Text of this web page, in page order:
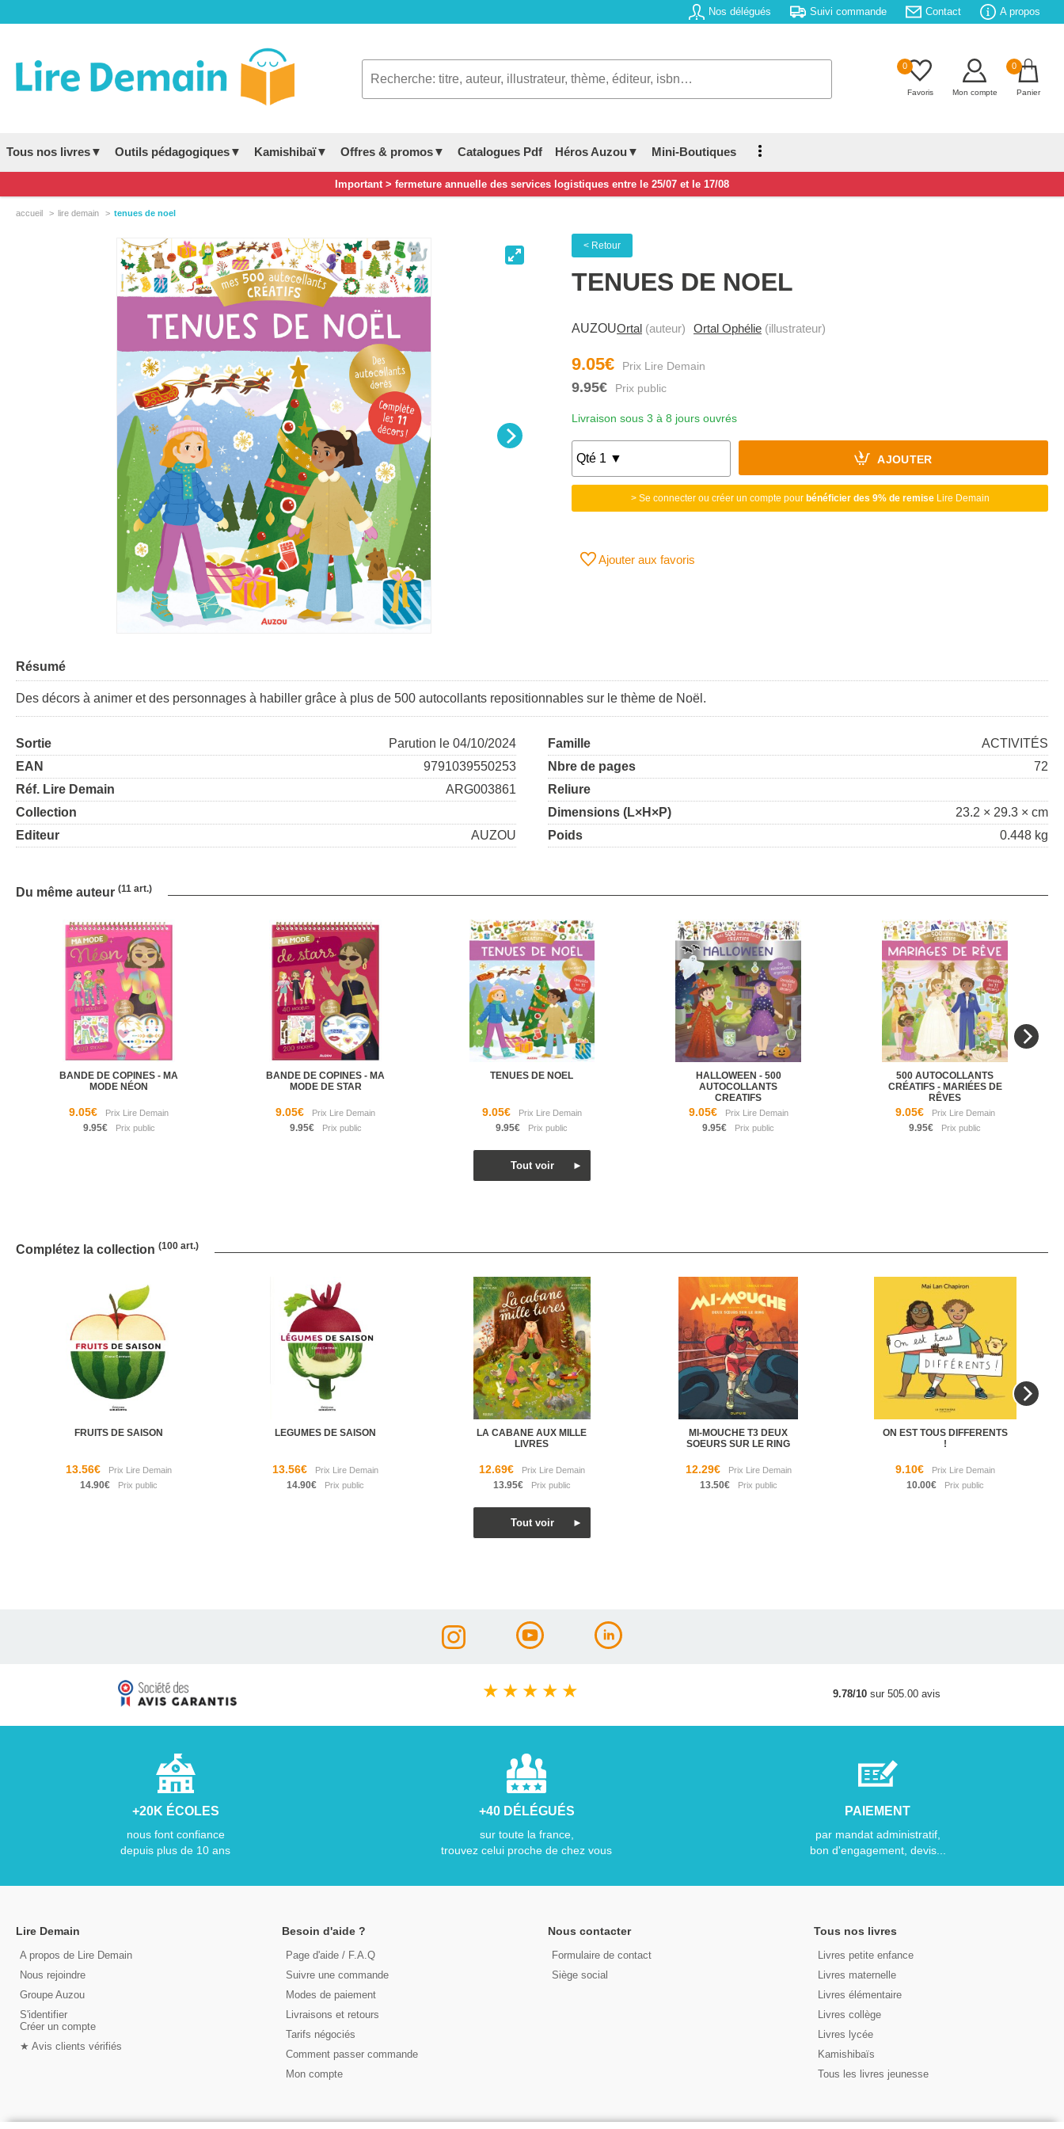
Nos délégués Suivi commande Contact A propos
0
Favoris Mon compte
0
Panier
Tous nos livres▼ Outils pédagogiques▼ Kamishibaï▼ Offres & promos▼ Catalogues Pdf Héros Auzou▼ Mini-Boutiques
Important > fermeture annuelle des services logistiques entre le 25/07 et le 17/08
accueil lire demain tenues de noel
< Retour
TENUES DE NOEL
AUZOUOrtal (auteur) Ortal Ophélie (illustrateur)
9.05€
9.95€
Livraison sous 3 à 8 jours ouvrés
AJOUTER
> Se connecter ou créer un compte pour bénéficier des 9% de remiseLire Demain
Ajouter aux favoris
Résumé
Des décors à animer et des personnages à habiller grâce à plus de 500 autocollants repositionnables sur le thème de Noël.
Sortie
Parution le 04/10/2024
EAN
9791039550253
Réf. Lire Demain
ARG003861
Collection
Editeur
AUZOU
Famille
ACTIVITÉS
Nbre de pages
72
Reliure
Dimensions (L×H×P)
23.2 × 29.3 × cm
Poids
0.448 kg
Du même auteur (11 art.)
BANDE DE COPINES - MA
MODE NÉON
9.05€
9.95€
BANDE DE COPINES - MA
MODE DE STAR
9.05€
9.95€
TENUES DE NOEL
9.05€
9.95€
HALLOWEEN - 500
AUTOCOLLANTS
CREATIFS
9.05€
9.95€
500 AUTOCOLLANTS
CRÉATIFS - MARIÉES DE
RÊVES
9.05€
9.95€
Complétez la collection (100 art.)
FRUITS DE SAISON
13.56€
14.90€
LEGUMES DE SAISON
13.56€
14.90€
LA CABANE AUX MILLE
LIVRES
12.69€
13.95€
MI-MOUCHE T3 DEUX
SOEURS SUR LE RING
12.29€
13.50€
ON EST TOUS DIFFERENTS
!
9.10€
10.00€
★ ★ ★ ★ ★ 9.78/10sur 505.00 avis
+20K ÉCOLES
nous font confiance
depuis plus de 10 ans
+40 DÉLÉGUÉS
sur toute la france,
trouvez celui proche de chez vous
PAIEMENT
par mandat administratif,
bon d'engagement, devis...
Lire Demain
A propos de Lire Demain
Nous rejoindre
Groupe Auzou
S'identifier
Créer un compte
★ Avis clients vérifiés
Besoin d'aide ?
Page d'aide / F.A.Q
Suivre une commande
Modes de paiement
Livraisons et retours
Tarifs négociés
Comment passer commande
Mon compte
Nous contacter
Formulaire de contact
Siège social
Tous nos livres
Livres petite enfance
Livres maternelle
Livres élémentaire
Livres collège
Livres lycée
Kamishibaïs
Tous les livres jeunesse